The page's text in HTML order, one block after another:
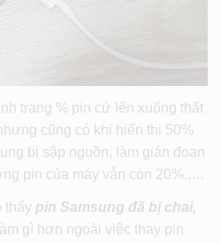
trạng % pin cứ lên xuống thất
cũng có khi hiển thị 50%
bị sập nguồn, làm gián đoạn
pin của máy vẫn còn 20%.,…
thấy pin Samsung đã bị chai,
gì hơn ngoài việc thay pin